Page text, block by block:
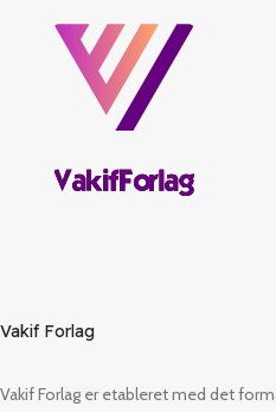
Vakif Forlag
Vakif Forlag er etableret med det